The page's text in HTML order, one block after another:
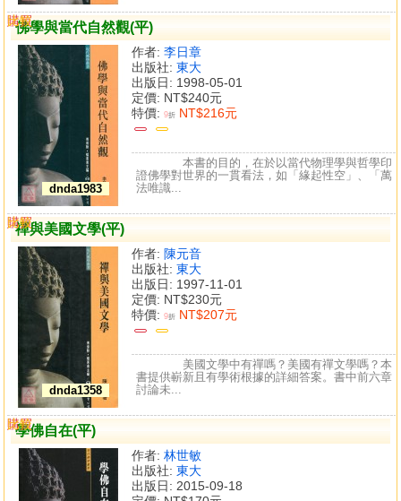
佛學與當代自然觀(平)
dnda1983
作者: 李日章
出版社: 東大
出版日: 1998-05-01
定價: NT$240元
特價: 9折 NT$216元
購買
比較
本書的目的，在於以當代物理學與哲學印
證佛學對世界的一貫看法，如「緣起性空」、「萬
法唯識...
禪與美國文學(平)
dnda1358
作者: 陳元音
出版社: 東大
出版日: 1997-11-01
定價: NT$230元
特價: 9折 NT$207元
購買
比較
美國文學中有禪嗎？美國有禪文學嗎？本
書提供嶄新且有學術根據的詳細答案。書中前六章
討論未...
學佛自在(平)
作者: 林世敏
出版社: 東大
出版日: 2015-09-18
購買
比較